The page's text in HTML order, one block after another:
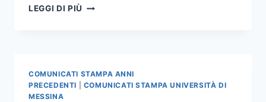
LEGGI DI PIÙ CELEBRATA
LA
COMUNICATI STAMPA ANNI
PRECEDENTI
COMUNICATI STAMPA UNIVERSITÀ DI
MESSINA